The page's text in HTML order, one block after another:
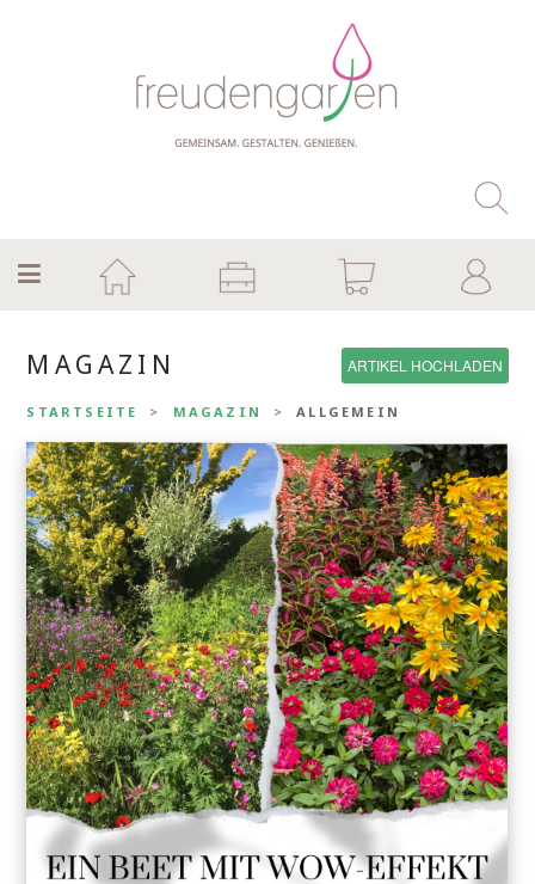
MAGAZIN ARTIKEL HOCHLADEN
STARTSEITE MAGAZIN ALLGEMEIN